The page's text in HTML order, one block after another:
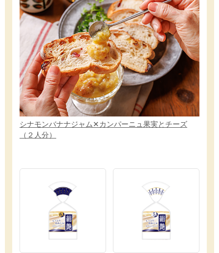
シナモンバナナジャム✕カンパーニュ果実とチーズ
（２人分）